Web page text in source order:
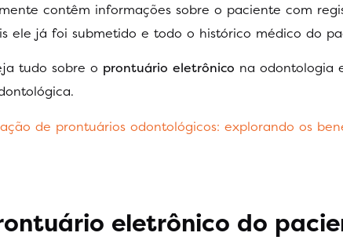
contêm informações sobre o paciente com
ele já foi submetido e todo o histórico médico do
tudo sobre o prontuário eletrônico na odontologia
de prontuários odontológicos: explorando os
eletrônico do